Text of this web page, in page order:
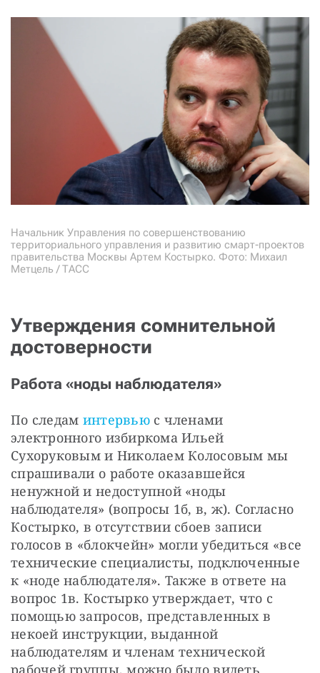
Начальник Управления по совершенствованию
территориального управления и развитию смарт-проектов
правительства Москвы Артем Костырко. Фото: Михаил
Метцель / ТАСС
Утверждения сомнительной
достоверности
Работа «ноды наблюдателя»
По следам интервью с членами
электронного избиркома Ильей
Сухоруковым и Николаем Колосовым мы
спрашивали о работе оказавшейся
ненужной и недоступной «ноды
наблюдателя» (вопросы 1б, в, ж). Согласно
Костырко, в отсутствии сбоев записи
голосов в «блокчейн» могли убедиться «все
технические специалисты, подключенные
к «ноде наблюдателя». Также в ответе на
вопрос 1в. Костырко утверждает, что с
помощью запросов, представленных в
некоей инструкции, выданной
наблюдателям и членам технической
рабочей группы, можно было видеть